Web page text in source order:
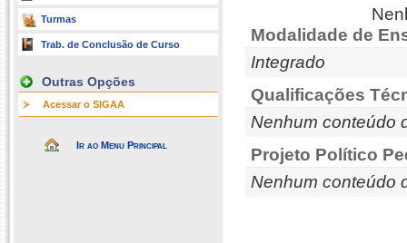
Turmas
Trab. de Conclusão de Curso
Outras Opções
Acessar o SIGAA
Ir ao Menu Principal
Modalidade de
Integrado
Qualificações
Nenhum conteúdo
Projeto Político
Nenhum conteúdo